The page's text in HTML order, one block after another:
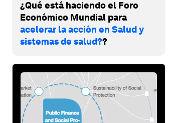
¿Qué está haciendo el Foro
Económico Mundial para
acelerar la acción en Salud y
sistemas de salud??